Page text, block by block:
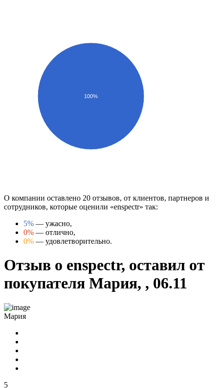
100%
О компании оставлено 20 отзывов, от клиентов, партнеров и
сотрудников, которые оценили «enspectr» так:
5% — ужасно,
0% — отлично,
0% — удовлетворительно.
Отзыв о enspectr, оставил от
покупателя Мария, , 06.11
Мария
5